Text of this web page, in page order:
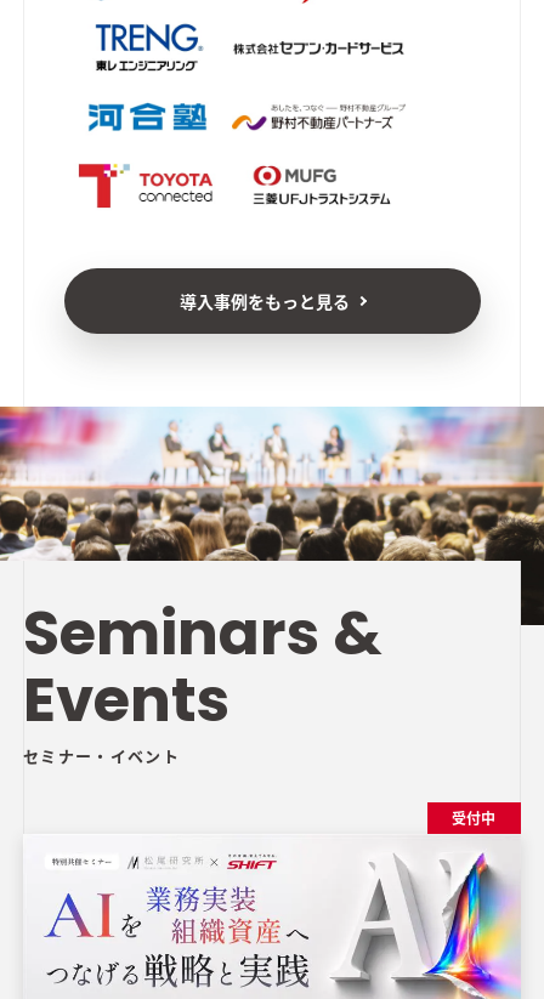
導入事例をもっと見る
Seminars &
Events
セミナー・イベント